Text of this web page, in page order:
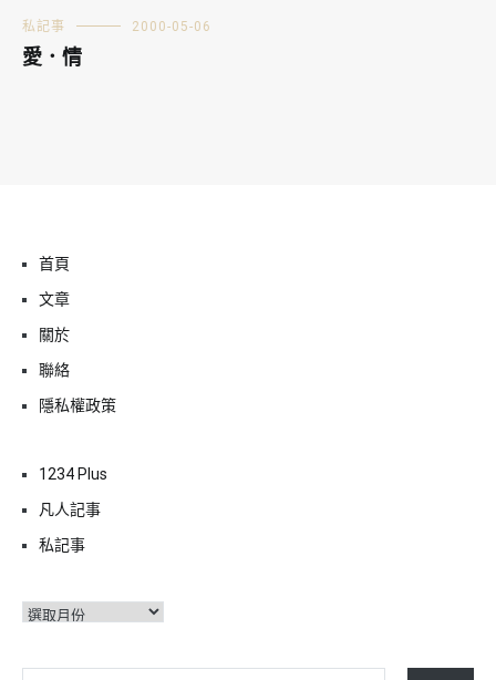
私記事 2000-05-06
愛．情
首頁
文章
關於
聯絡
隱私權政策
1234 Plus
凡人記事
私記事
彙
輸入你的電子郵件地址…